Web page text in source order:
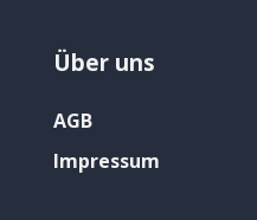
Über uns
AGB
Impressum